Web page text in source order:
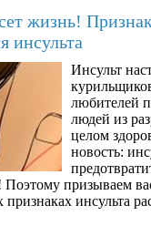
жизнь!
инсульта
Инсульт
любителей
людей из
целом
новость:
Поэтому призываем
инсульта